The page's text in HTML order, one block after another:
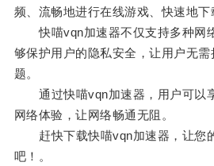
频、流畅地进行在线游戏、快速地下
快喵vqn加速器不仅支持多种网
够保护用户的隐私安全，让用户无
题。
通过快喵vqn加速器，用户可以
网络体验，让网络畅通无阻。
赶快下载快喵vqn加速器，让您
吧！。